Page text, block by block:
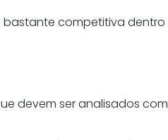
bastante competitiva dentro
devem ser analisados com